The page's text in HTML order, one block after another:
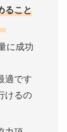
ること
に成功
適です
けるの